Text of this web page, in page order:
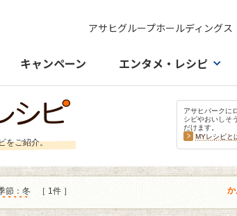
アサヒグループホールディングス
キャンペーン エンタメ・レシピ
をご紹介。
アサヒパークに
シピやおいしそ
だけます。
MYレシピと
節：冬 ［ 1件 ］ か